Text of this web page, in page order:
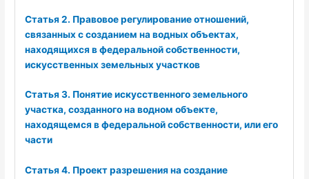
Статья 2. Правовое регулирование отношений,
связанных с созданием на водных объектах,
находящихся в федеральной собственности,
искусственных земельных участков
Статья 3. Понятие искусственного земельного
участка, созданного на водном объекте,
находящемся в федеральной собственности, или его
части
Статья 4. Проект разрешения на создание